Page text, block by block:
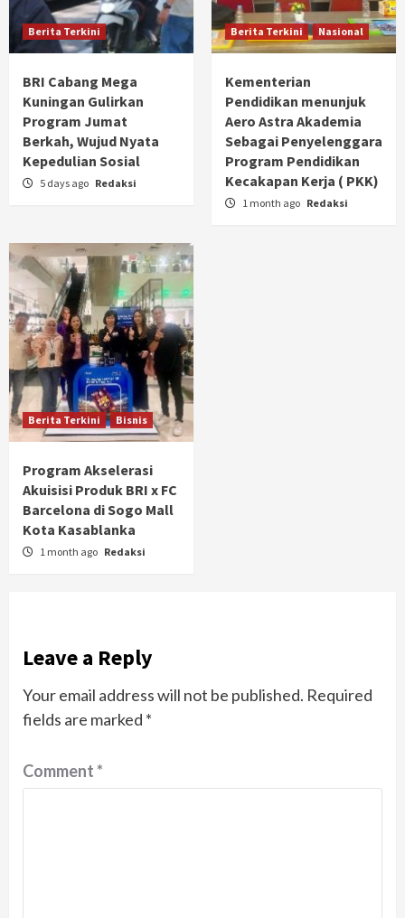
Berita Terkini
BRI Cabang Mega
Kuningan Gulirkan
Program Jumat
Berkah, Wujud Nyata
Kepedulian Sosial
5 days ago Redaksi
Berita Terkini Nasional
Kementerian
Pendidikan menunjuk
Aero Astra Akademia
Sebagai Penyelenggara
Program Pendidikan
Kecakapan Kerja ( PKK)
1 month ago Redaksi
Berita Terkini Bisnis
Program Akselerasi
Akuisisi Produk BRI x FC
Barcelona di Sogo Mall
Kota Kasablanka
1 month ago Redaksi
Leave a Reply
Your email address will not be published. Required
fields are marked *
Comment*